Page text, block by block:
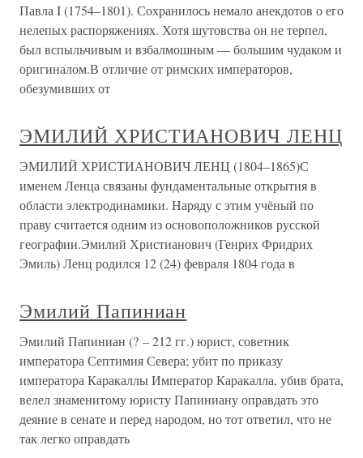
Павла I (1754–1801). Сохранилось немало анекдотов о его
нелепых распоряжениях. Хотя шутовства он не терпел,
был вспыльчивым и взбалмошным — большим чудаком и
оригиналом.В отличие от римских императоров,
обезумивших от
ЭМИЛИЙ ХРИСТИАНОВИЧ ЛЕНЦ
ЭМИЛИЙ ХРИСТИАНОВИЧ ЛЕНЦ (1804–1865)С
именем Ленца связаны фундаментальные открытия в
области электродинамики. Наряду с этим учёный по
праву считается одним из основоположников русской
географии.Эмилий Христианович (Генрих Фридрих
Эмиль) Ленц родился 12 (24) февраля 1804 года в
Эмилий Папиниан
Эмилий Папиниан (? – 212 гг.) юрист, советник
императора Септимия Севера; убит по приказу
императора Каракаллы Император Каракалла, убив брата,
велел знаменитому юристу Папиниану оправдать это
деяние в сенате и перед народом, но тот ответил, что не
так легко оправдать